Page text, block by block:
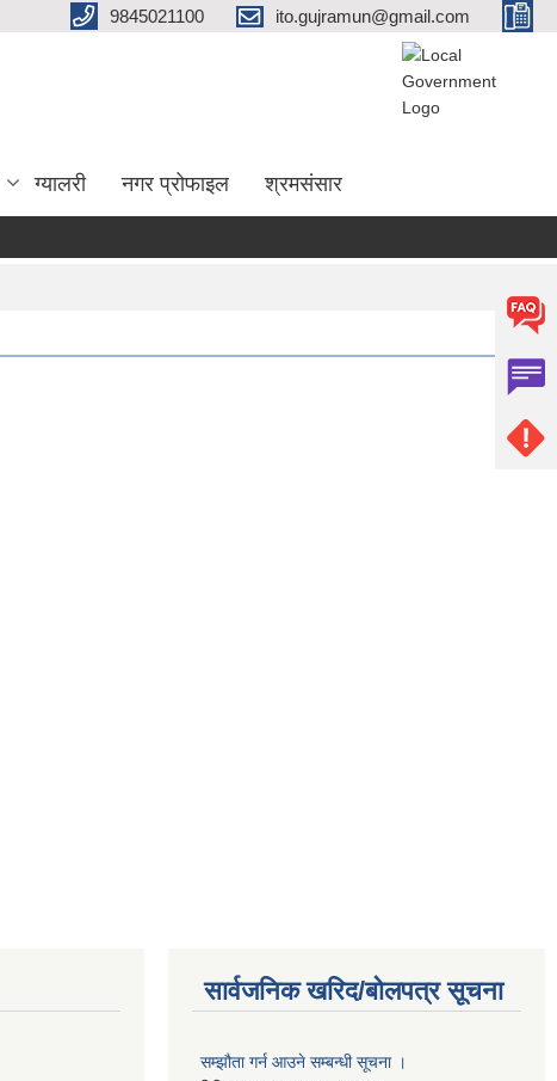
9845021100 ito.gujramun@gmail.com
ग्यालरी नगर प्रोफाइल श्रमसंसार
सार्वजनिक खरिद/बोलपत्र सूचना
सम्झौता गर्न आउने सम्बन्धी सूचना ।